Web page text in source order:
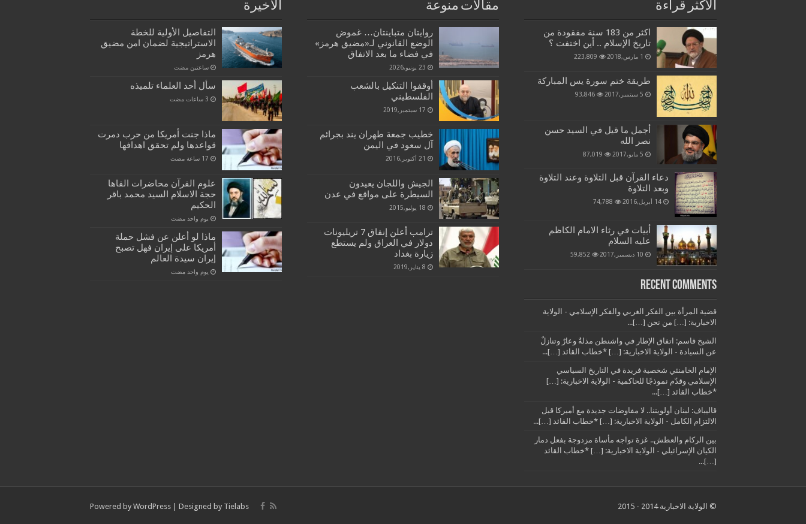
الاكثر قراءة
اكثر من 183 سنة مفقودة من
تاريخ الإسلام .. أين اختفت ؟
1 مارس,2018 223,809
طريقة ختم سورة يس المباركة
5 سبتمبر,2017 93,846
أجمل ما قيل في السيد حسن
نصر الله
5 مايو,2017 87,019
دعاء القرآن قبل التلاوة وعند التلاوة
وبعد التلاوة
14 أبريل,2016 74,788
أبيات في رثاء الامام الكاظم
عليه السلام
10 ديسمبر,2017 59,852
Recent Comments
قضية المرأة بين الفكر الغربي والفكر الإسلامي - الولاية
الاخبارية: […] من نحن […]...
الشيخ قاسم: اتفاق الإطار في واشنطن مذلةٌ وعارٌ وتنازلٌ
عن السيادة - الولاية الاخبارية: […] *خطاب القائد […]...
الإمام الخامنئي شخصية فريدة في التاريخ السياسي
الإسلامي وقدّم نموذجًا للحاكمية - الولاية الاخبارية: […]
*خطاب القائد […]...
قاليباف: لبنان أولويتنا.. لا مفاوضات جديدة مع أميركا قبل
الالتزام الكامل - الولاية الاخبارية: […] *خطاب القائد […]...
بين الركام والعطش.. غزة تواجه مأساة مزدوجة بفعل دمار
الكيان الإسرائيلي - الولاية الاخبارية: […] *خطاب القائد
[…]...
مقالات منوعة
روايتان متباينتان… غموض
الوضع القانوني لـ«مضيق هرمز»
في فضاء ما بعد الاتفاق
23 يونيو,2026
أوقفوا التنكيل بالشعب
الفلسطيني
17 سبتمبر,2019
خطيب جمعة طهران يند بجرائم
آل سعود في اليمن
21 أكتوبر,2016
الجيش واللجان يعيدون
السيطرة على مواقع في عدن
18 يوليو,2015
ترامب أعلن إنفاق 7 تريليونات
دولار في العراق ولم يستطع
زيارة بغداد
8 يناير,2019
الاخيرة
التفاصيل الأولية للخطة
الاستراتيجية لضمان امن مضيق
هرمز
‏ساعتين مضت
سأل أحد العلماء تلميذه
ماذا جنت أمريكا من حرب دمرت
قواعدها ولم تحقق اهدافها
علوم القرآن محاضرات القاها
حجة الاسلام السيد محمد باقر
الحكيم
‏يوم واحد مضت
ماذا لو أعلن عن فشل حملة
أمريكا على إيران فهل تصبح
إيران سيدة العالم
‏يوم واحد مضت
Powered by WordPress| Designed by Tielabs © الولاية الاخبارية 2014 - 2015